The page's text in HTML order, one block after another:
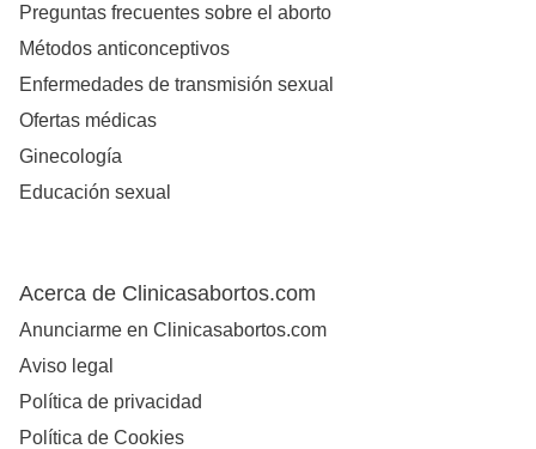
Preguntas frecuentes sobre el aborto
Métodos anticonceptivos
Enfermedades de transmisión sexual
Ofertas médicas
Ginecología
Educación sexual
Acerca de Clinicasabortos.com
Anunciarme en Clinicasabortos.com
Aviso legal
Política de privacidad
Política de Cookies